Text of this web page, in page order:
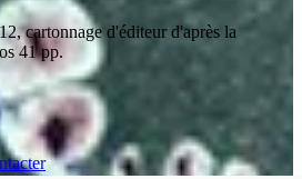
, cartonnage d'éditeur d'après la
41 pp.